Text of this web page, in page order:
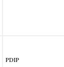
PDIP